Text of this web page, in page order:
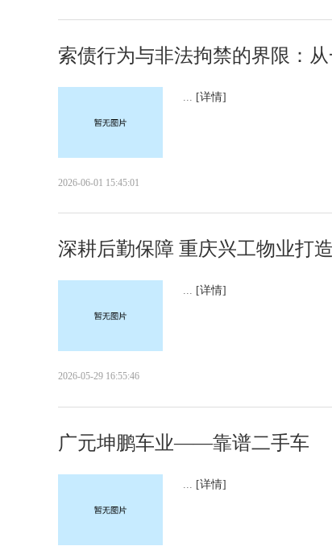
索债行为与非法拘禁的界限：
... [详情]
2026-06-01 15:45:01
深耕后勤保障 重庆兴工物业打
... [详情]
2026-05-29 16:55:46
广元坤鹏车业——靠谱二手车
[详情]